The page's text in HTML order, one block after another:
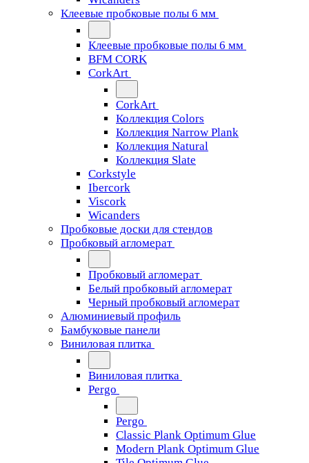
Клеевые пробковые полы 6 мм
Клеевые пробковые полы 6 мм
BFM CORK
CorkArt
CorkArt
Коллекция Colors
Коллекция Narrow Plank
Коллекция Natural
Коллекция Slate
Corkstyle
Ibercork
Viscork
Wicanders
Пробковые доски для стендов
Пробковый агломерат
Пробковый агломерат
Белый пробковый агломерат
Черный пробковый агломерат
Алюминиевый профиль
Бамбуковые панели
Виниловая плитка
Виниловая плитка
Pergo
Pergo
Classic Plank Optimum Glue
Modern Plank Optimum Glue